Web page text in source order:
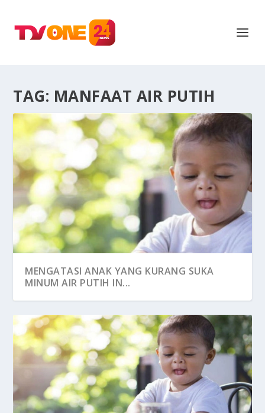
TAG: MANFAAT AIR PUTIH
MENGATASI ANAK YANG KURANG SUKA
MINUM AIR PUTIH IN...